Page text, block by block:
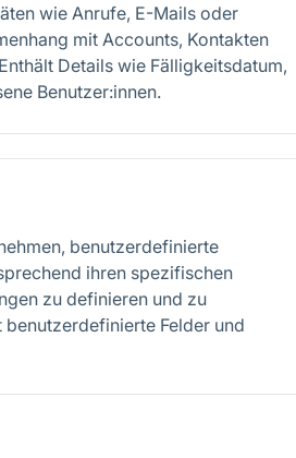
wie Anrufe, E-Mails oder
mit Accounts, Kontakten
Details wie Fälligkeitsdatum,
Benutzer:innen.
benutzerdefinierte
ihren spezifischen
zu definieren und zu
Felder und